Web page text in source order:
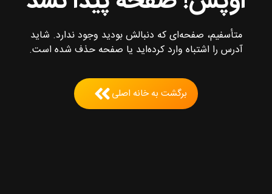
متأسفیم، صفحه‌ای که دنبالش بودید وجود ندارد. شاید
آدرس را اشتباه وارد کرده‌اید یا صفحه حذف شده است.
برگشت به خانه اصلی